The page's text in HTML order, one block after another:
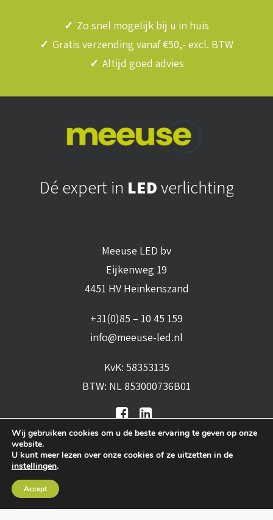
✓ Zo snel mogelijk bij u in huis
✓ Gratis verzending vanaf €50,- excl. BTW
✓ Altijd goed advies
Dé expert in LEDverlichting
Meeuse LED bv
Eijkenweg 19
4451 HV Heinkenszand
+31(0)85 – 10 45 159
info@meeuse-led.nl
KvK: 58353135
BTW: NL 853000736B01
leveringsvoorwaarden
Wij gebruiken cookies om u de beste ervaring te geven op onze
website.
U kunt meer lezen over onze cookies of ze uitzetten in de
instellingen.
Accept